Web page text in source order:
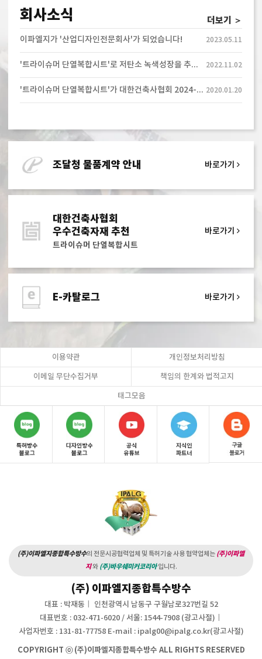
회사소식 더보기 ＞
2023.05.11
이파엘지가 '산업디자인전문회사'가 되었습니다!
2022.11.02
'트라이슈머 단열복합시트'로 저탄소 녹색성장을 추구하는 기업 이파엘지 입니다.
2020.01.20
'트라이슈머 단열복합시트'가 대한건축사협회 2024-2027 우수건축자재로 추천되었습니다.
조달청 물품계약 안내 바로가기
대한건축사협회
우수건축자재 추천
트라이슈머 단열복합시트
바로가기
E-카탈로그 바로가기
이용약관 개인정보처리방침
이메일 무단수집거부 책임의 한계와 법적고지
태그모음
(주)이파엘지종합특수방수의 전문시공협력업체 및 특허기술 사용 협약업체는 (주)이파엘
지와 (주)바우쉐미커코리아입니다.
(주) 이파엘지종합특수방수
대표 : 박재동
인천광역시 남동구 구월남로327번길 52
대표번호 : 032-471-6020 / 서울: 1544-7908 (광고사절)
사업자번호 : 131-81-77758 E-mail : ipalg00@ipalg.co.kr(광고사절)
COPYRIGHT ⓒ (주)이파엘지종합특수방수 ALL RIGHTS RESERVED